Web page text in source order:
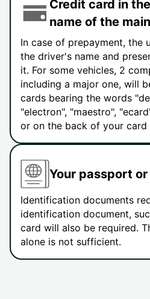
Credit card in
name of the
In case of prepayment, the
the driver's name and
it. For some vehicles, 2
including a major one, will
cards bearing the words
"electron", "maestro",
or on the back of your card
Your passport or
Identification documents
identification document,
card will also be required.
alone is not sufficient.